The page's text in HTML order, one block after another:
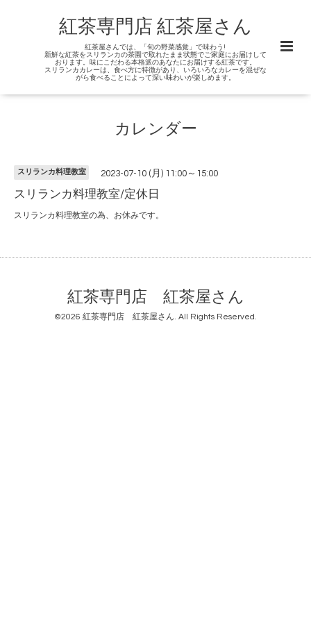
紅茶専門店 紅茶屋さん
紅茶屋さんでは、「旬の野菜感覚」で味わう!
新鮮な紅茶をスリランカの茶園で取れたまま状態でご家庭にお届けして
おります。味にこだわる本格派のあなたにお届けする紅茶です。
スリランカカレーは、食べ方に特徴があり、いろいろなカレーを混ぜな
がら食べることによって深い味わいが楽しめます。
カレンダー
スリランカ料理教室 2023-07-10 (月) 11:00～15:00
スリランカ料理教室/定休日
スリランカ料理教室の為、お休みです。
紅茶専門店 紅茶屋さん
©2026 紅茶専門店 紅茶屋さん. All Rights Reserved.